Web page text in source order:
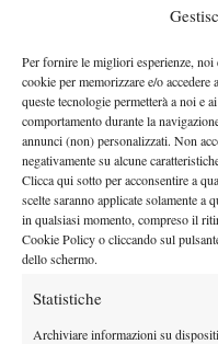
Per fornire le migliori esperienze,
cookie per memorizzare e/o
queste tecnologie permetterà a noi e
comportamento durante la
annunci (non) personalizzati. Non
negativamente su alcune
Clicca qui sotto per acconsentire a
scelte saranno applicate solamente
in qualsiasi momento, compreso il
Cookie Policy o cliccando sul
dello schermo.
Statistiche
Archiviare informazioni su
Si Riparte: Tutte a
18 Aprile 2011
Sergio Pastena